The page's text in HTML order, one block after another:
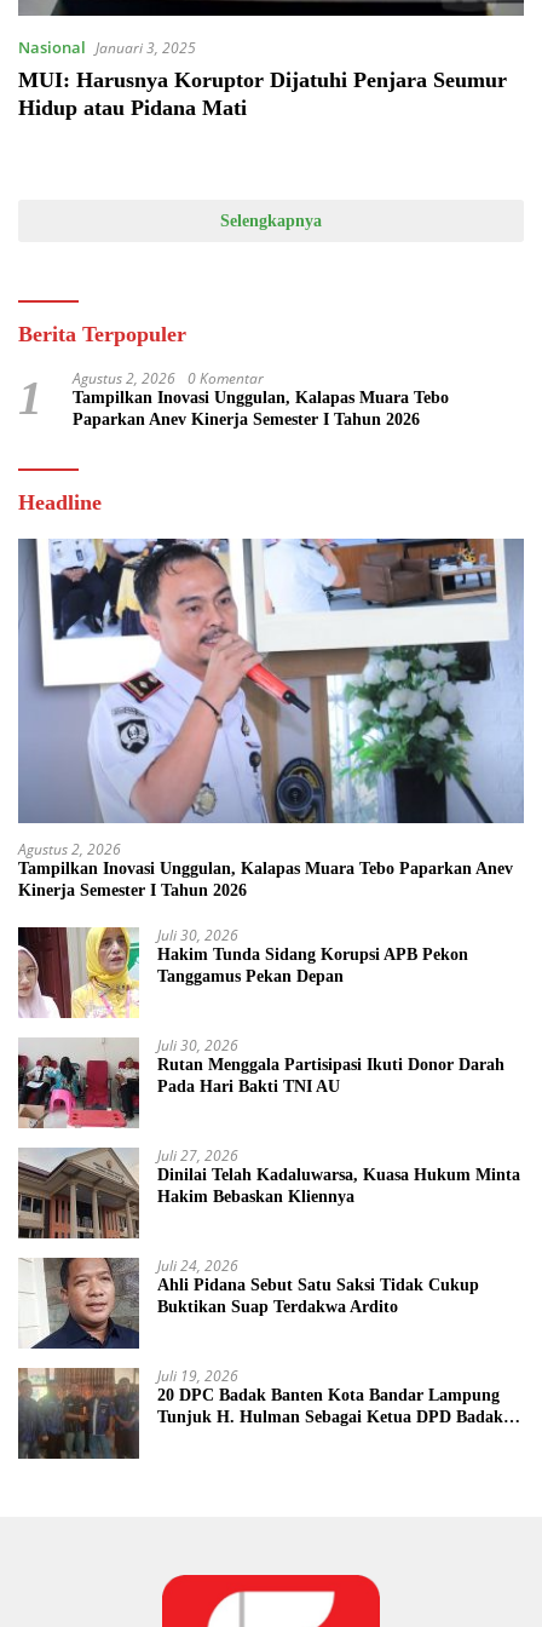
Nasional Januari 3, 2025
MUI: Harusnya Koruptor Dijatuhi Penjara Seumur
Hidup atau Pidana Mati
Selengkapnya
Berita Terpopuler
1 Agustus 2, 2026 0 Komentar
Tampilkan Inovasi Unggulan, Kalapas Muara Tebo
Paparkan Anev Kinerja Semester I Tahun 2026
Headline
Agustus 2, 2026
Tampilkan Inovasi Unggulan, Kalapas Muara Tebo Paparkan Anev
Kinerja Semester I Tahun 2026
Juli 30, 2026
Hakim Tunda Sidang Korupsi APB Pekon
Tanggamus Pekan Depan
Juli 30, 2026
Rutan Menggala Partisipasi Ikuti Donor Darah
Pada Hari Bakti TNI AU
Juli 27, 2026
Dinilai Telah Kadaluwarsa, Kuasa Hukum Minta
Hakim Bebaskan Kliennya
Juli 24, 2026
Ahli Pidana Sebut Satu Saksi Tidak Cukup
Buktikan Suap Terdakwa Ardito
Juli 19, 2026
20 DPC Badak Banten Kota Bandar Lampung
Tunjuk H. Hulman Sebagai Ketua DPD Badak